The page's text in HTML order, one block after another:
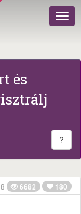
és
?
6682 180